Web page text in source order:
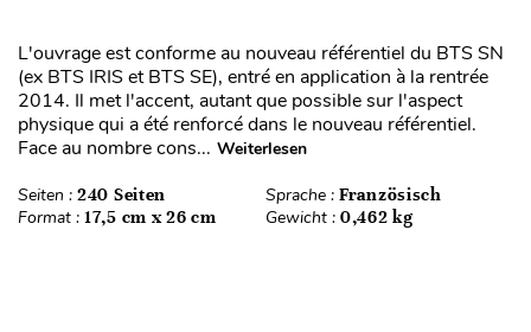
L'ouvrage est conforme au nouveau référentiel du BTS SN
(ex BTS IRIS et BTS SE), entré en application à la rentrée
2014. Il met l'accent, autant que possible sur l'aspect
physique qui a été renforcé dans le nouveau référentiel.
Face au nombre cons... Weiterlesen
Seiten : 240 Seiten Sprache : Französisch
Format : 17,5 cm x 26 cm Gewicht : 0,462 kg